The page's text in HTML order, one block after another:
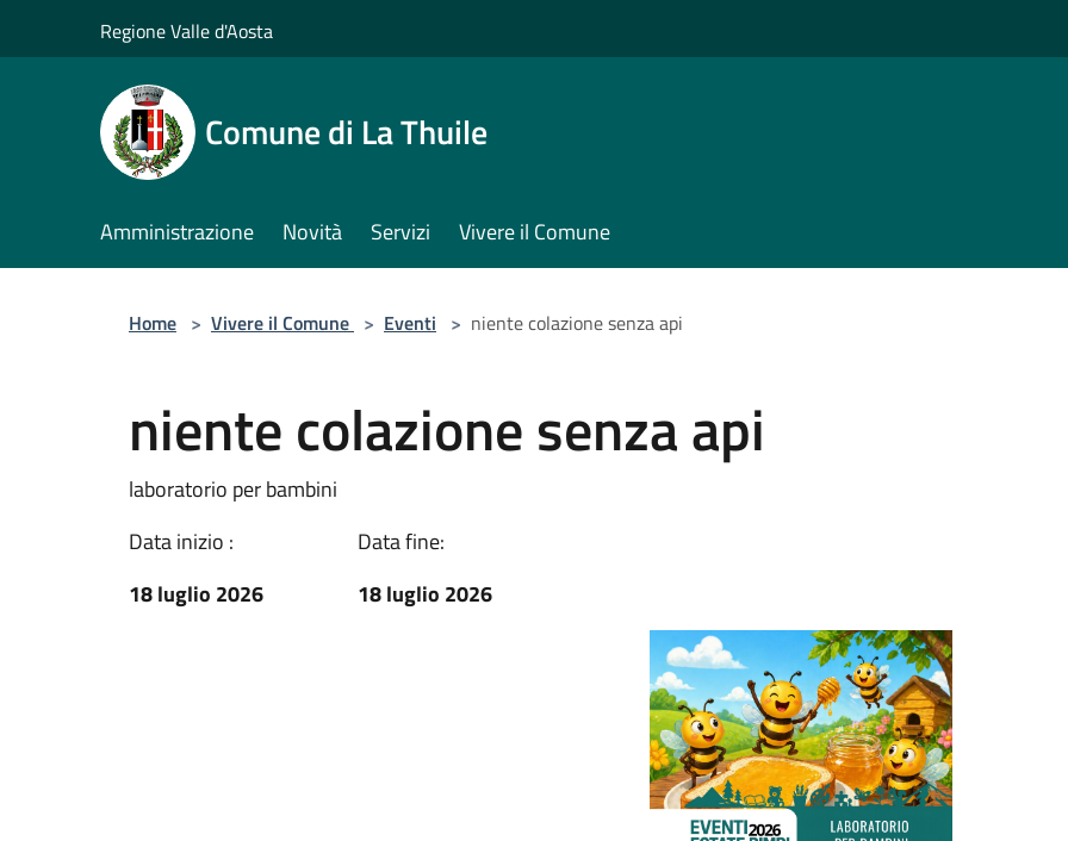
Regione Valle d'Aosta
Comune di La Thuile
Amministrazione Novità Servizi Vivere il Comune
Home > Vivere il Comune > Eventi > niente colazione senza api
niente colazione senza api
laboratorio per bambini
Data inizio :
18 luglio 2026
Data fine:
18 luglio 2026